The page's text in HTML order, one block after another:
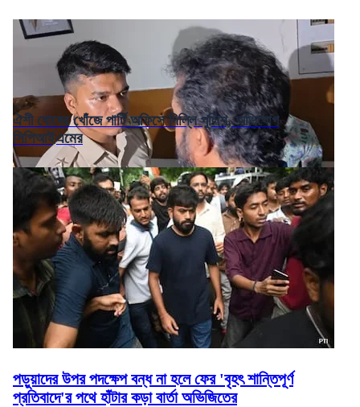
ঐশী ঘোষের খোঁজে পার্টি অফিসে দিল্লি পুলিশ, অভিযোগ
সিপিআইএমের
পড়ুয়াদের উপর পদক্ষেপ বন্ধ না হলে ফের 'বৃহৎ শান্তিপূর্ণ
প্রতিবাদে'র পথে হাঁটার কড়া বার্তা অভিজিতের